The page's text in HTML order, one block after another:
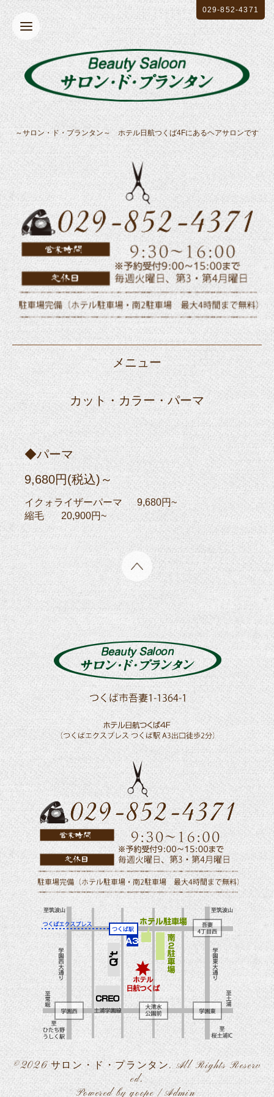
～サロン・ド・プランタン～ ホテル日航つくば4Fにあるヘアサロンです
029-852-4371
メニュー
カット・カラー・パーマ
◆パーマ
9,680円(税込)～
イクォライザーパーマ 9,680円~
縮毛 20,900円~
©2026サロン・ド・プランタン. All Rights Reserv
ed.
Powered bygoope/Admin